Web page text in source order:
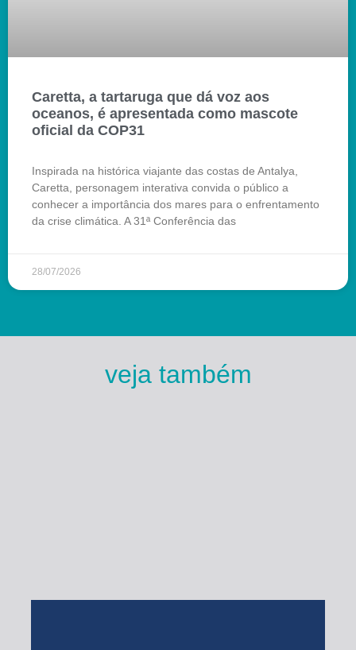
Caretta, a tartaruga que dá voz aos
oceanos, é apresentada como mascote
oficial da COP31
Inspirada na histórica viajante das costas de Antalya,
Caretta, personagem interativa convida o público a
conhecer a importância dos mares para o enfrentamento
da crise climática. A 31ª Conferência das
28/07/2026
veja também